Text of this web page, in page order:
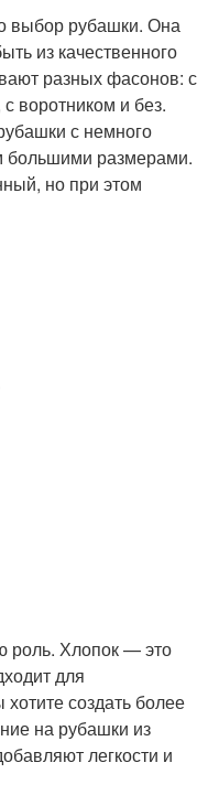
выбор рубашки. Она
из качественного
разных фасонов: с
воротником и без.
с немного
большими размерами.
но при этом
роль. Хлопок — это
для
создать более
на рубашки из
легкости и